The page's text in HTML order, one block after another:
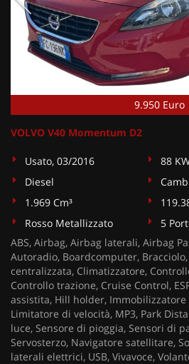
9.950 Euro
VOLVO V40 Momentum D2
Usato, 03/2016
88
Diesel
1.969 Cm³
Rosso Metallizzato
5
ABS, Airbag, Airbag laterali, Airbag
Autoradio, Boardcomputer,
centralizzata, Climatizzatore,
Controllo trazione, Cruise Control,
assistita, Hill holder, Immobilizzatore
Limitatore di velocità, MP3, Park
luce, Sensore di pioggia, Sensori di
Servosterzo, Navigatore satellitare,
laterali elettrici, USB, Vivavoce,